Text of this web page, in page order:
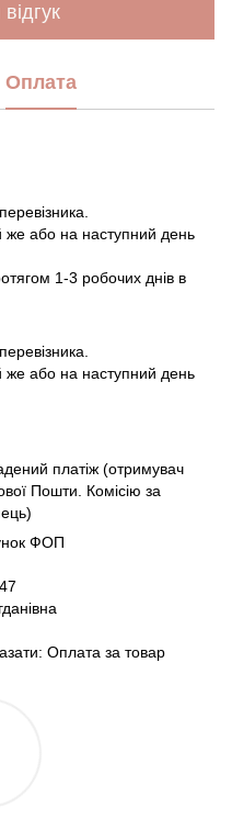
Оплата
же або на наступний день
1-3 робочих днів в
же або на наступний день
платіж (отримувач
Пошти. Комісію за
ФОП
Оплата за товар